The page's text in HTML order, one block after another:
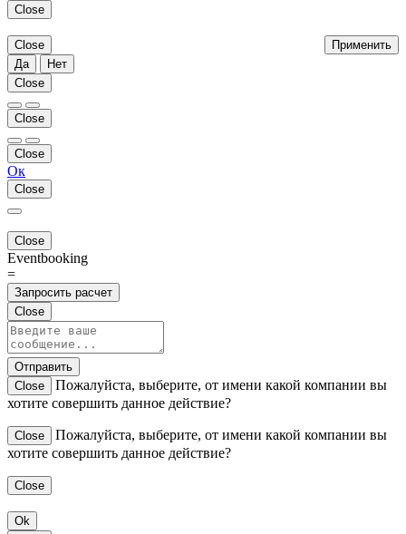
Close
Применить
Close
Да
Нет
Close
Close
Close
Ок
Close
Close
Eventbooking
=
Запросить расчет
Close
Отправить
Close
Пожалуйста, выберите, от имени какой компании вы
хотите совершить данное действие?
Close
Пожалуйста, выберите, от имени какой компании вы
хотите совершить данное действие?
Close
Ok